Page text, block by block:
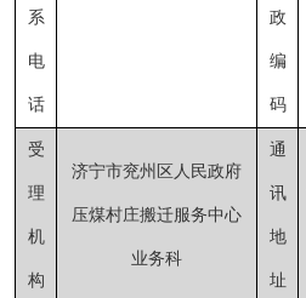
系
电
话
政
编
码
受
理
机
构
济宁市兖州区人民政府
压煤村庄搬迁服务中心
业务科
通
讯
地
址